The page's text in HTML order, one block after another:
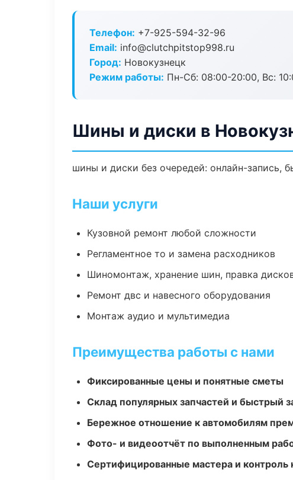
Телефон: +7-925-594-32-96
Email: info@clutchpitstop998.ru
Город: Новокузнецк
Режим работы: Пн-Сб: 08:00-20:00, Вс:
Шины и диски в
шины и диски без очередей: онлайн-запись,
Наши услуги
Кузовной ремонт любой сложности
Регламентное то и замена расходников
Шиномонтаж, хранение шин, правка
Ремонт двс и навесного оборудования
Монтаж аудио и мультимедиа
Преимущества работы с нами
Фиксированные цены и понятные сметы
Склад популярных запчастей и быстрый
Бережное отношение к автомобилям
Фото- и видеоотчёт по выполненным
Сертифицированные мастера и контроль